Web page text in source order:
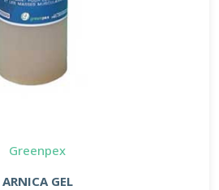
Greenpex
ARNICA GEL